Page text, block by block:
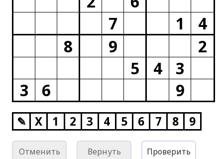
7
1
4
8
9
2
5
4
3
3
6 9
✎ X 1 2 3 4 5 6 7 8 9
Отменить Вернуть Проверить